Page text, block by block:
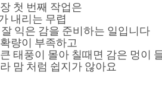
첫 번째 작업은
내리는 무렵
익은 감을 준비하는 일입니다
량이 부족하고
태풍이 몰아 칠때면 감은 멍이
맘 처럼 쉽지가 않아요